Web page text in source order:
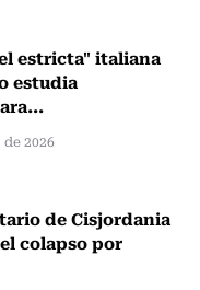
estricta" italiana
estudia
2026
de Cisjordania
colapso por